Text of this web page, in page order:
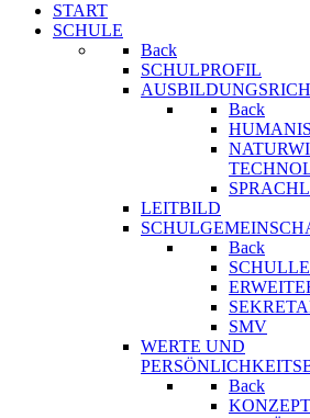
START
SCHULE
Back
SCHULPROFIL
Back
LEITBILD
Back
SMV
WERTE UND
Back